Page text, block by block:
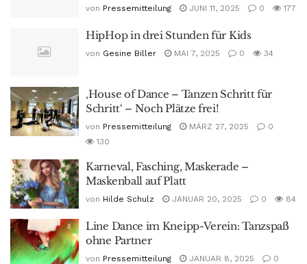
von Pressemitteilung JUNI 11, 2025 0 177
HipHop in drei Stunden für Kids
von Gesine Biller MAI 7, 2025 0 34
‚House of Dance – Tanzen Schritt für
Schritt‘ – Noch Plätze frei!
von Pressemitteilung MÄRZ 27, 2025
0
130
Karneval, Fasching, Maskerade –
Maskenball auf Platt
von Hilde Schulz JANUAR 20, 2025 0 84
Line Dance im Kneipp-Verein: Tanzspaß
ohne Partner
von Pressemitteilung JANUAR 8, 2025
0